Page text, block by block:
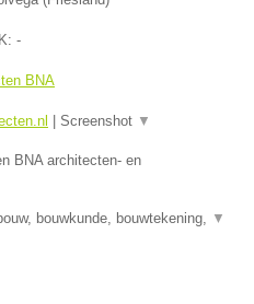
-
BNA
Screenshot ▼
BNA architecten- en
bouwkunde, bouwtekening, ▼